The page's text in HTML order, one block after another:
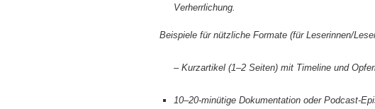
Verherrlichung.
Beispiele für nützliche Formate (für Leserinnen/
– Kurzartikel (1–2 Seiten) mit Timeline und
10–20-minütige Dokumentation oder Podcast-